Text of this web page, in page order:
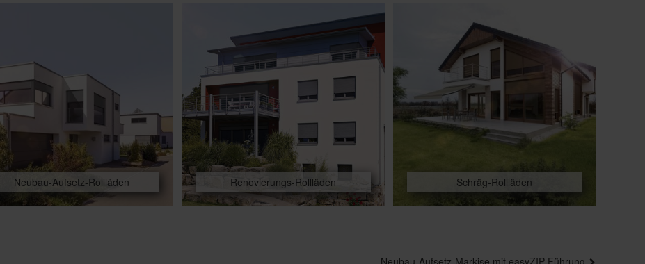
Neubau-Aufsetz-Rollläden Renovierungs-Rollläden Schräg-Rollläden
Neubau-Aufsetz-Markise mit easyZIP-Führung